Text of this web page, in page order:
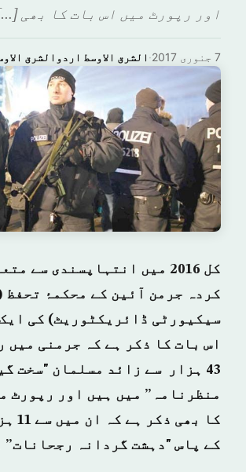
اور رپورٹ میں اس بات کا بھی
الشرق الاوسط اردوالشرق · 7 جنوری 2017
کل
2016 میں انتہاپسندی سے
کردہ جرمن آئین کے محکمۂ تحفظ
سیکیورٹی ڈائریکٹوریٹ) کی
اس بات کا ذکر ہے کہ جرمنی میں
43 ہزار سے زائد مسلمان "سخت
منظرنامہ” میں ہیں اور رپورٹ
کا
کے پاس "دہشت گردانہ رجحانات”